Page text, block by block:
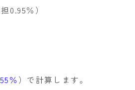
0.95％）
％ ）で計算します。